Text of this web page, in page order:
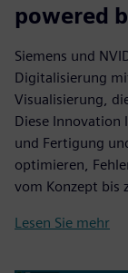
powered
Siemens und
Digitalisierung
Visualisierung,
Diese Innovation
und Fertigung
optimieren,
vom Konzept bis
Lesen Sie mehr